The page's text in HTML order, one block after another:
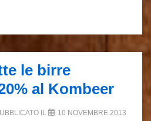
le birre
al Kombeer
IL
10 NOVEMBRE 2013